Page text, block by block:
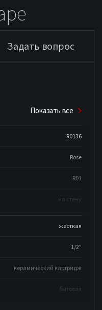
Задать вопрос
Показать все
R0136
Rose
R01
на стену
жесткая
1/2"
керамический картридж
бытовая